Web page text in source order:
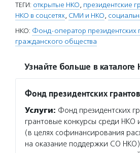
ТЕГИ: открытые НКО, президентские
НКО в соцсетях, СМИ и НКО,
НКО: Фонд-оператор президентских
гражданского общества
Узнайте больше в каталоге
Фонд президентских грантов
Услуги: Фонд президентских
грантовые конкурсы среди НКО
(в целях софинансирования
на оказание поддержки СО